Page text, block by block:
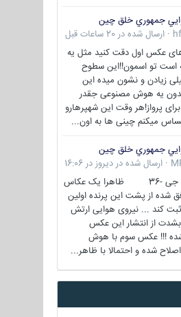
جمهوري خلق چين
· ارسال شده در 20 ساعات قبل
عکس اول دقت کنید مثل یه
است تو اسمون!!این سطوح
زیادن و نشون میده این
یه هوش مصنوعی جقدر
پرواز!هر وقت این شهپرهارو
میکنم چینی ها به اون...
جمهوري خلق چين
· ارسال شده در دیروز در 16:06
بسم ا... جی -36 ظاهرا یک عکاس
شده از پشت این پرنده اولین
ثبت کند ... نیروی هوایی ارتش
از انتشار این عکس
!!! عکس سوم با هوش
شده و احتمالا با ظاهر...